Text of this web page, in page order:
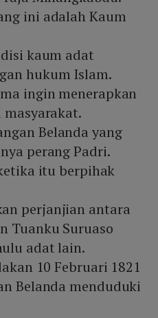
ini adalah Kaum
kaum adat
hukum Islam.
ingin menerapkan
Belanda yang
perang Padri.
itu berpihak
perjanjian antara
Tuanku Suruaso
adat lain.
10 Februari 1821
Belanda menduduki